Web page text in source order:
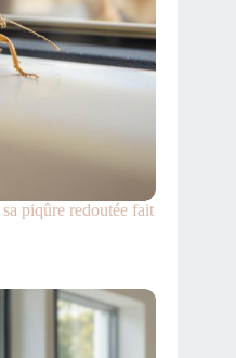
piqûre redoutée fait